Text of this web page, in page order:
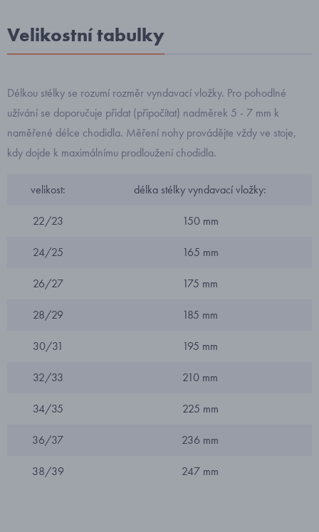
Velikostní tabulky
Délkou stélky se rozumí rozměr vyndavací vložky. Pro pohodlné
užívání se doporučuje přidat (připočítat) nadměrek 5 - 7 mm k
naměřené délce chodidla. Měření nohy provádějte vždy ve stoje,
kdy dojde k maximálnímu prodloužení chodidla.
velikost: délka stélky vyndavací vložky:
22/23 150 mm
24/25 165 mm
26/27 175 mm
28/29 185 mm
30/31 195 mm
32/33 210 mm
34/35 225 mm
36/37 236 mm
38/39 247 mm